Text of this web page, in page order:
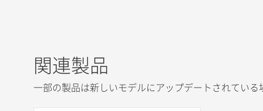
関連製品
一部の製品は新しいモデルにアップデートされている